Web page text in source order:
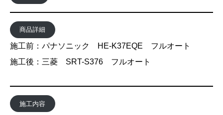
商品詳細
施工前：パナソニック HE-K37EQE フルオート
施工後：三菱 SRT-S376 フルオート
施工内容